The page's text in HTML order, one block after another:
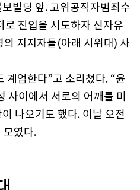
빌딩 앞. 고위공직자범죄수
진입을 시도하자 신자유
지지자들(아래 시위대) 사
계엄한다”고 소리쳤다. “윤
사이에서 서로의 어깨를 미
나오기도 했다. 이날 오전
모였다.